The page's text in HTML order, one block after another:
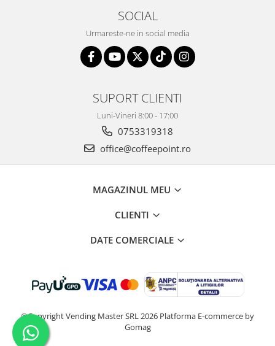
SOCIAL
Urmareste-ne in social media
SUPORT CLIENTI
Luni-Vineri 8:00 - 17:00
0753319318
office@coffeepoint.ro
MAGAZINUL MEU
CLIENTI
DATE COMERCIALE
©Copyright Vending Master SRL 2026 Platforma E-commerce by
Gomag